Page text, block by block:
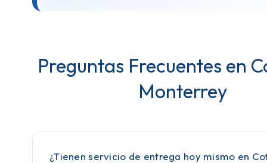
Preguntas Frecuentes en
Monterrey
¿Tienen servicio de entrega hoy mismo en